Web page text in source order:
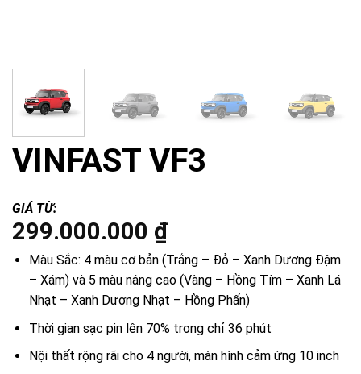
VINFAST VF3
GIÁ TỪ:
299.000.000 ₫
Màu Sắc: 4 màu cơ bản (Trắng – Đỏ – Xanh Dương Đậm
– Xám) và 5 màu nâng cao (Vàng – Hồng Tím – Xanh Lá
Nhạt – Xanh Dương Nhạt – Hồng Phấn)
Thời gian sạc pin lên 70% trong chỉ 36 phút
Nội thất rộng rãi cho 4 người, màn hình cảm ứng 10 inch